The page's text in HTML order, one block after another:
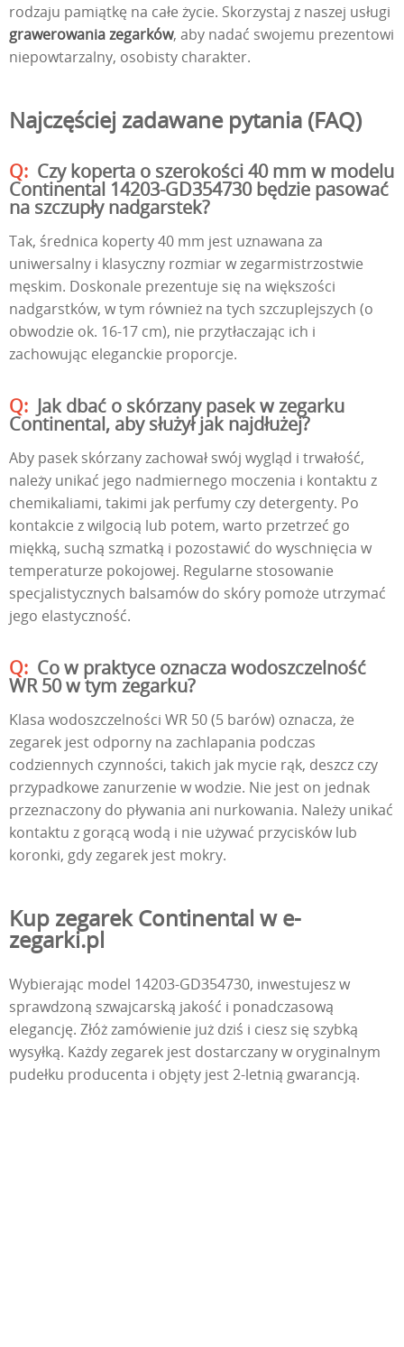
rodzaju pamiątkę na całe życie. Skorzystaj z naszej usługi
grawerowania zegarków, aby nadać swojemu prezentowi
niepowtarzalny, osobisty charakter.
Najczęściej zadawane pytania (FAQ)
Czy koperta o szerokości 40 mm w modelu
Continental 14203-GD354730 będzie pasować
na szczupły nadgarstek?
Tak, średnica koperty 40 mm jest uznawana za
uniwersalny i klasyczny rozmiar w zegarmistrzostwie
męskim. Doskonale prezentuje się na większości
nadgarstków, w tym również na tych szczuplejszych (o
obwodzie ok. 16-17 cm), nie przytłaczając ich i
zachowując eleganckie proporcje.
Jak dbać o skórzany pasek w zegarku
Continental, aby służył jak najdłużej?
Aby pasek skórzany zachował swój wygląd i trwałość,
należy unikać jego nadmiernego moczenia i kontaktu z
chemikaliami, takimi jak perfumy czy detergenty. Po
kontakcie z wilgocią lub potem, warto przetrzeć go
miękką, suchą szmatką i pozostawić do wyschnięcia w
temperaturze pokojowej. Regularne stosowanie
specjalistycznych balsamów do skóry pomoże utrzymać
jego elastyczność.
Co w praktyce oznacza wodoszczelność
WR 50 w tym zegarku?
Klasa wodoszczelności WR 50 (5 barów) oznacza, że
zegarek jest odporny na zachlapania podczas
codziennych czynności, takich jak mycie rąk, deszcz czy
przypadkowe zanurzenie w wodzie. Nie jest on jednak
przeznaczony do pływania ani nurkowania. Należy unikać
kontaktu z gorącą wodą i nie używać przycisków lub
koronki, gdy zegarek jest mokry.
Kup zegarek Continental w e-
zegarki.pl
Wybierając model 14203-GD354730, inwestujesz w
sprawdzoną szwajcarską jakość i ponadczasową
elegancję. Złóż zamówienie już dziś i ciesz się szybką
wysyłką. Każdy zegarek jest dostarczany w oryginalnym
pudełku producenta i objęty jest 2-letnią gwarancją.